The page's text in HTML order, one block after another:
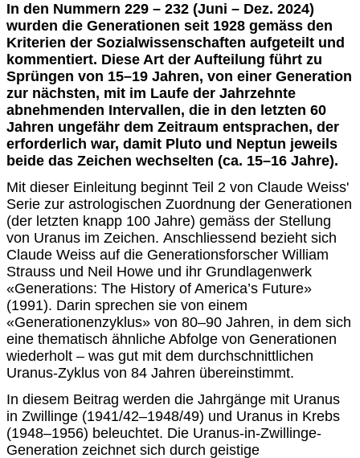
In den Nummern 229 – 232 (Juni – Dez. 2024)
wurden die Generationen seit 1928 gemäss den
Kriterien der Sozialwissenschaften aufgeteilt und
kommentiert. Diese Art der Aufteilung führt zu
Sprüngen von 15–19 Jahren, von einer Generation
zur nächsten, mit im Laufe der Jahrzehnte
abnehmenden Intervallen, die in den letzten 60
Jahren ungefähr dem Zeitraum entsprachen, der
erforderlich war, damit Pluto und Neptun jeweils
beide das Zeichen wechselten (ca. 15–16 Jahre).
Mit dieser Einleitung beginnt Teil 2 von Claude Weiss'
Serie zur astrologischen Zuordnung der Generationen
(der letzten knapp 100 Jahre) gemäss der Stellung
von Uranus im Zeichen. Anschliessend bezieht sich
Claude Weiss auf die Generationsforscher William
Strauss und Neil Howe und ihr Grundlagenwerk
«Generations: The History of America’s Future»
(1991). Darin sprechen sie von einem
«Generationenzyklus» von 80–90 Jahren, in dem sich
eine thematisch ähnliche Abfolge von Generationen
wiederholt – was gut mit dem durchschnittlichen
Uranus-Zyklus von 84 Jahren übereinstimmt.
In diesem Beitrag werden die Jahrgänge mit Uranus
in Zwillinge (1941/42–1948/49) und Uranus in Krebs
(1948–1956) beleuchtet. Die Uranus-in-Zwillinge-
Generation zeichnet sich durch geistige